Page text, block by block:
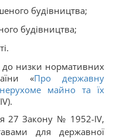
будівництва;
будівництва;
низки нормативних
«Про державну
майно та їх
27 Закону № 1952-IV,
для державної